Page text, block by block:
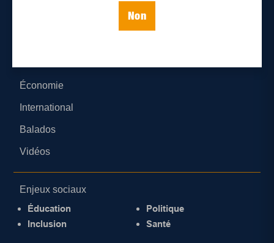
Non
Économie
International
Balados
Vidéos
Enjeux sociaux
Éducation
Inclusion
Politique
Santé